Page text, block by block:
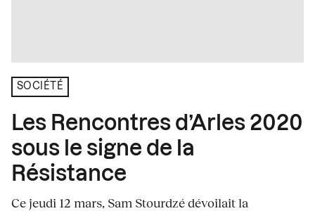
SOCIÉTÉ
Les Rencontres d’Arles 2020
sous le signe de la
Résistance
Ce jeudi 12 mars, Sam Stourdzé dévoilait la